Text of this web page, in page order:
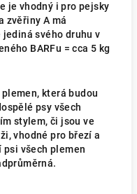
je vhodný i pro pejsky
zvěřiny A má
svého druhu v
BARFu = cca 5 kg
která budou
psy všech
stylem, či jsou ve
vhodné pro březí a
všech plemen